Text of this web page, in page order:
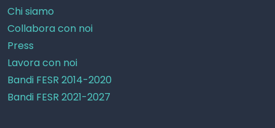
Chi siamo
Collabora con noi
Press
Lavora con noi
Bandi FESR 2014-2020
Bandi FESR 2021-2027